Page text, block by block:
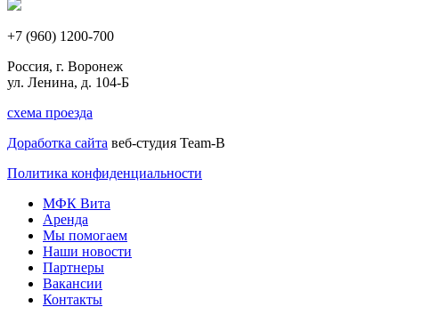
+7 (960) 1200-700
Россия, г. Воронеж
ул. Ленина, д. 104-Б
схема проезда
Доработка сайта веб-студия Team-B
Политика конфиденциальности
МФК Вита
Аренда
Мы помогаем
Наши новости
Партнеры
Вакансии
Контакты